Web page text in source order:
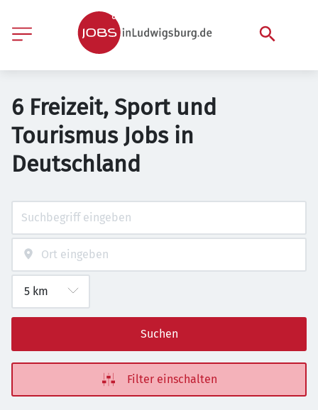
6 Freizeit, Sport und
Tourismus Jobs in
Deutschland
Suchen
Filter einschalten